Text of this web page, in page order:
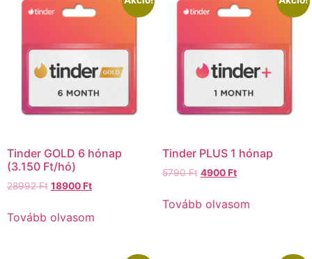
Tinder GOLD 6 hónap
(3.150 Ft/hó)
28992Ft 18900Ft
Tovább olvasom
Tinder PLUS 1 hónap
5790Ft 4900Ft
Tovább olvasom